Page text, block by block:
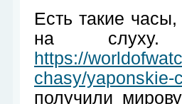
Есть такие
на слуху.
https://
chasy/yaponskie-
получили